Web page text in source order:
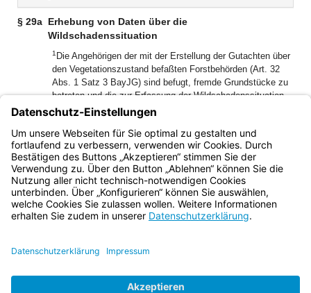
§ 29a Erhebung von Daten über die
Wildschadenssituation
1 Die Angehörigen der mit der Erstellung der Gutachten über
den Vegetationszustand befaßten Forstbehörden (Art. 32
Abs. 1 Satz 3 BayJG) sind befugt, fremde Grundstücke zu
betreten und die zur Erfassung der Wildschadenssituation
notwendigen Erhebungen und Markierungsmaßnahmen
Die Eigentümer und Nutzungsberechtigten
der Grundstücke sind verpflichtet, diese Maßnahmen zu
dulden.
Bayern.de
BayernPortal
Impressum